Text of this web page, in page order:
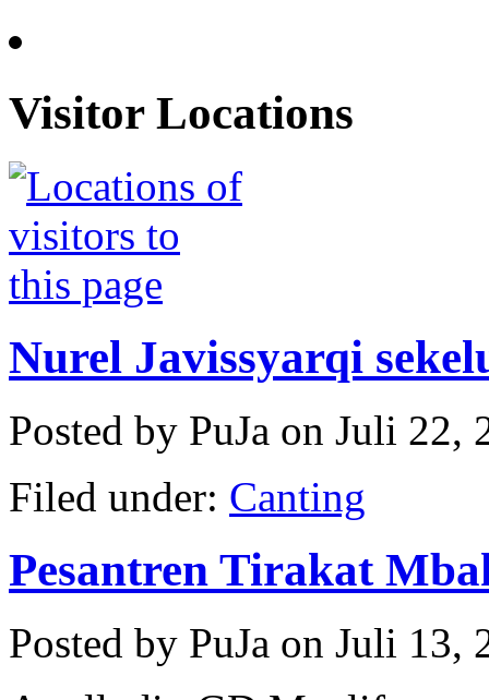
Visitor Locations
Nurel Javissyarqi
Posted by PuJa on Juli 22,
Filed under: Canting
Pesantren Tirakat
Posted by PuJa on Juli 13,